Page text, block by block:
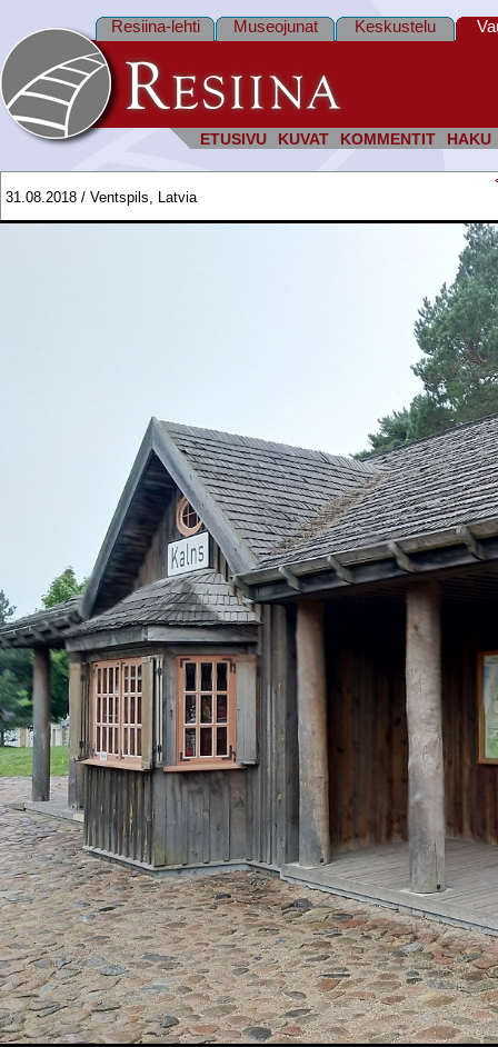
ETUSIVU KUVAT KOMMENTIT HAKU
Resiina-lehti Museojunat Keskustelu
31.08.2018 / Ventspils, Latvia